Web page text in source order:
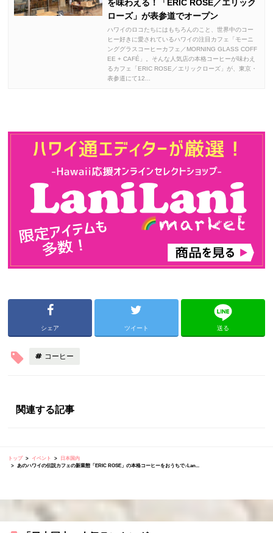
を味わえる！「ERIC ROSE／エリック
ローズ」が表参道でオープン
ハワイのロコたちにはもちろんのこと、世界中のコー
ヒー好きに愛されているハワイの注目カフェ「モーニ
ンググラスコーヒーカフェ／MORNING GLASS COFF
EE + CAFÉ」。そんな人気店の本格コーヒーが味わえ
るカフェ「ERIC ROSE／エリックローズ」が、東京・
表参道にて12...
シェア ツイート 送る
コーヒー
関連する記事
トップ イベント
日本国内
あのハワイの伝説カフェの新業態「ERIC ROSE」の本格コーヒーをおうちで♪Lan...